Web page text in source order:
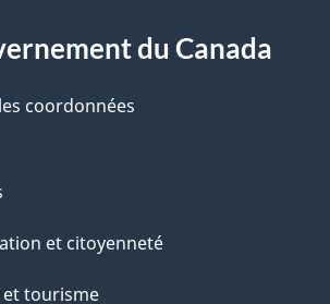
du Canada
coordonnées
et citoyenneté
et tourisme